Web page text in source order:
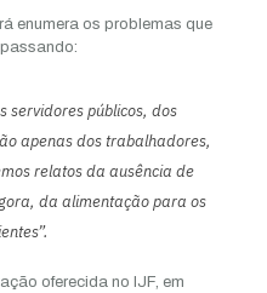
enumera os problemas que
servidores públicos, dos
apenas dos trabalhadores,
relatos da ausência de
da alimentação para os
oferecida no IJF, em